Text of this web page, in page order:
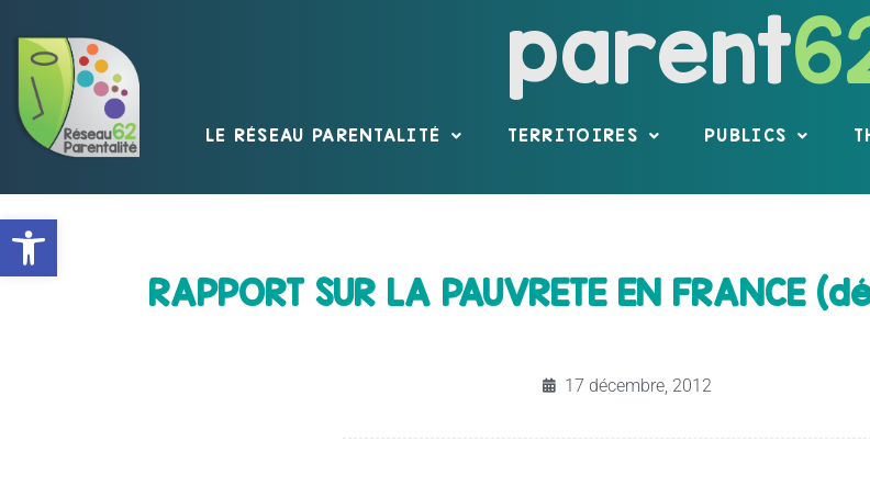
Ouvrir la barre d’outils
parent
LE RÉSEAU PARENTALITÉ TERRITOIRES PUBLICS
RAPPORT SUR LA PAUVRETE EN FRANCE
17 décembre, 2012